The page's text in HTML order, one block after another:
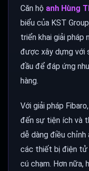
Căn hộ anh Hùng
biểu của KST
triển khai giải pháp
được xây dựng với
đầu để đáp ứng
hàng.
Với giải pháp
đến sự tiện ích và
dễ dàng điều chỉnh
các thiết bị điện tử
cú chạm. Hơn nữa,